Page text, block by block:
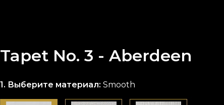
Tapet No. 3 - Aberdeen
Выберите материал:Smooth